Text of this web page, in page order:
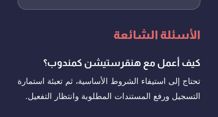
الأسئلة الشائعة
كيف أعمل مع هنقرستيشن كمندوب؟
تحتاج إلى استيفاء الشروط الأساسية، ثم تعبئة استمارة
التسجيل ورفع المستندات المطلوبة وانتظار التفعيل.